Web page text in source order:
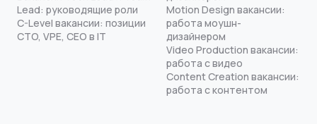
Lead: руководящие роли
C-Level вакансии: позиции
CTO, VPE, CEO в IT
Motion Design вакансии:
работа моушн-
дизайнером
Video Production вакансии:
работа с видео
Content Creation вакансии:
работа с контентом